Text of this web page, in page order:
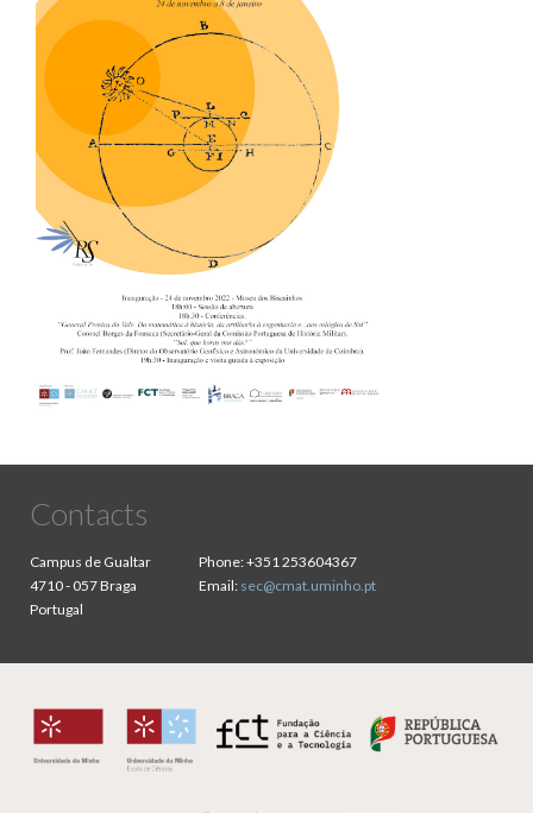
Contacts
Campus de Gualtar
4710 - 057 Braga
Portugal
Phone:+351 253604367
Email: sec@cmat.uminho.pt